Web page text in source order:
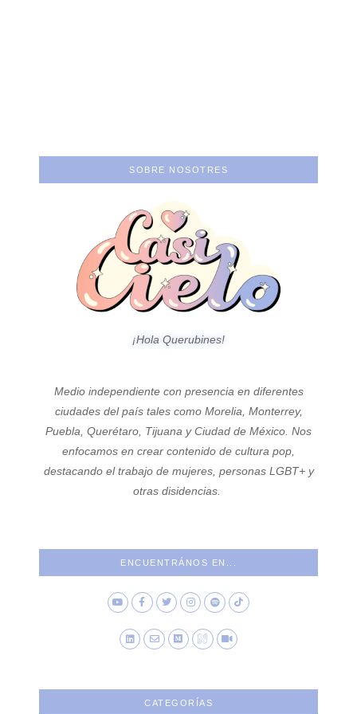
SOBRE NOSOTRES
¡Hola Querubines!
Medio independiente con presencia en diferentes
ciudades del país tales como Morelia, Monterrey,
Puebla, Querétaro, Tijuana y Ciudad de México. Nos
enfocamos en crear contenido de cultura pop,
destacando el trabajo de mujeres, personas LGBT+ y
otras disidencias.
ENCUENTRÁNOS EN...
CATEGORÍAS